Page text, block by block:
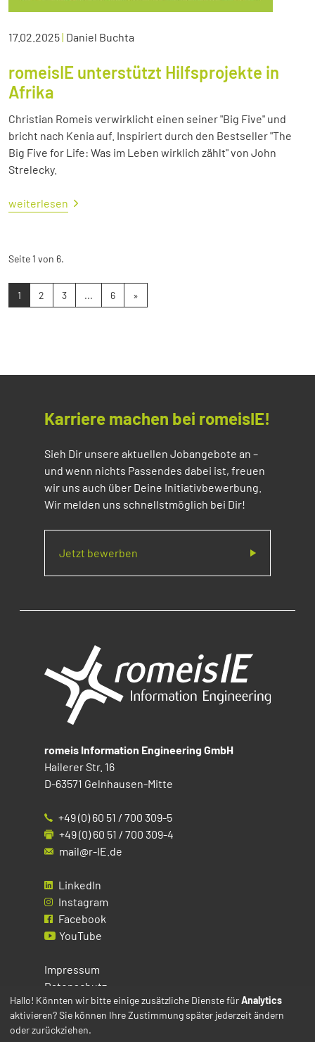
17.02.2025| Daniel Buchta
romeisIE unterstützt Hilfsprojekte in
Afrika
Christian Romeis verwirklicht einen seiner "Big Five" und
bricht nach Kenia auf. Inspiriert durch den Bestseller "The
Big Five for Life: Was im Leben wirklich zählt" von John
Strelecky.
weiterlesen
Seite 1 von 6.
1 2 3 ... 6 »
Karriere machen bei romeisIE!
Sieh Dir unsere aktuellen Jobangebote an –
und wenn nichts Passendes dabei ist, freuen
wir uns auch über Deine Initiativbewerbung.
Wir melden uns schnellstmöglich bei Dir!
Jetzt bewerben
romeis Information Engineering GmbH
Hailerer Str. 16
D-63571 Gelnhausen-Mitte
+49 (0) 60 51 / 700 309-5
+49 (0) 60 51 / 700 309-4
mail@r-IE.de
LinkedIn
Instagram
Facebook
YouTube
Impressum
Datenschutz
Cookies
Hallo! Könnten wir bitte einige zusätzliche Dienste fürAnalytics
aktivieren? Sie können Ihre Zustimmung später jederzeit ändern
oder zurückziehen.